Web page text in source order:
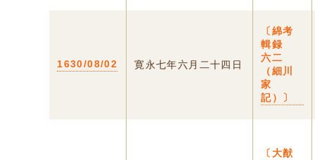
1630/08/02 寛永七年六月二十四日
〔綿考
輯録
六二
（細川
家
記）〕
〔大猷